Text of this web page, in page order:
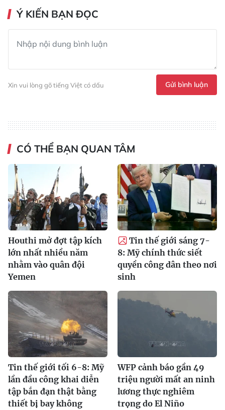
Ý KIẾN BẠN ĐỌC
Xin vui lòng gõ tiếng Việt có dấu Gửi bình luận
CÓ THỂ BẠN QUAN TÂM
Houthi mở đợt tập kích
lớn nhất nhiều năm
nhằm vào quân đội
Yemen
Tin thế giới sáng 7-
8: Mỹ chính thức siết
quyền công dân theo nơi
sinh
Tin thế giới tối 6-8: Mỹ
lần đầu công khai diễn
tập bắn đạn thật bằng
thiết bị bay không
WFP cảnh báo gần 49
triệu người mất an ninh
lương thực nghiêm
trọng do El Niño